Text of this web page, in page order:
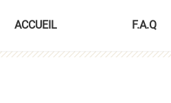
ACCUEIL F.A.Q